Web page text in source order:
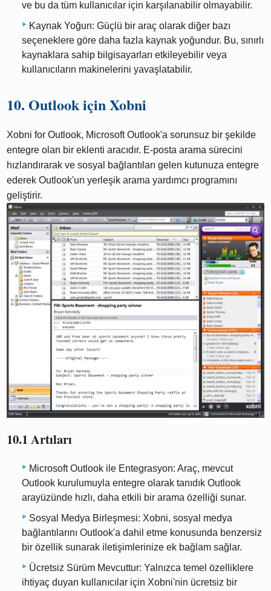
ve bu da tüm kullanıcılar için karşılanabilir olmayabilir.
Kaynak Yoğun: Güçlü bir araç olarak diğer bazı
seçeneklere göre daha fazla kaynak yoğundur. Bu, sınırlı
kaynaklara sahip bilgisayarları etkileyebilir veya
kullanıcıların makinelerini yavaşlatabilir.
10. Outlook için Xobni
Xobni for Outlook, Microsoft Outlook'a sorunsuz bir şekilde
entegre olan bir eklenti aracıdır. E-posta arama sürecini
hızlandırarak ve sosyal bağlantıları gelen kutunuza entegre
ederek Outlook'un yerleşik arama yardımcı programını
geliştirir.
10.1 Artıları
Microsoft Outlook ile Entegrasyon: Araç, mevcut
Outlook kurulumuyla entegre olarak tanıdık Outlook
arayüzünde hızlı, daha etkili bir arama özelliği sunar.
Sosyal Medya Birleşmesi: Xobni, sosyal medya
bağlantılarını Outlook'a dahil etme konusunda benzersiz
bir özellik sunarak iletişimlerinize ek bağlam sağlar.
Ücretsiz Sürüm Mevcuttur: Yalnızca temel özelliklere
ihtiyaç duyan kullanıcılar için Xobni'nin ücretsiz bir